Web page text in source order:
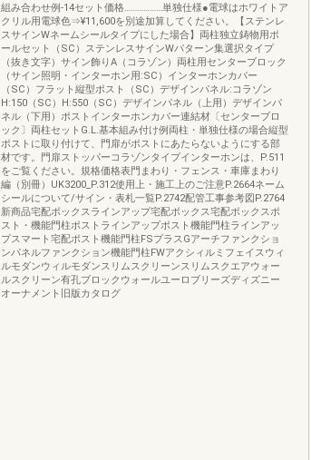
組み合わせ例-14セット価格………………単独仕様●電球はホワイトア
クリル用電球色⇒¥11,600を別途加算してください。【ステンレ
スサインWネームシールタイプにした場合】両柱独立鋳物用ポ
ールセット（SC）ステンレスサインWパターン集選択タイプ
（抜き文字）サイン飾りA（コラゾン）両柱用センターブロック
（サイン照明・インターホン用:SC）インターホンカバー
（SC）フラット縦型ポスト（SC）デザインパネル:コラゾン
H:150（SC）H:550（SC）デザインパネル（上用）デザインパ
ネル（下用）ポストインターホンカバー連結材〔センターブロ
ック〕両柱セットG.L.基本組み付け例両柱・単独仕様の場合縦型
ポストに取り付けて、門扉がポストにあたらないようにする部
材です。門扉ストッパーコラゾンタイプインターホンは、P.511
をご覧ください。規格価格表門まわり・フェンス・車庫まわり
編（別冊）UK3200_P.312使用上・施工上のご注意P.2664ネーム
シールについて/サイン・表札一覧P.2742配管工事参考図P.2764
新商品宅配ボックスラインアップ宅配ボックス宅配ボックスポ
スト・機能門柱ポストラインアップポスト機能門柱ラインアッ
プスマート宅配ポスト機能門柱FSプラスGアーチファンクショ
ンパネルファンクション機能門柱FWアクシィルミフェイスウィ
ルモダンウィルモダンスリムスクリーンスリムスクエアウォー
ルスクリーン有孔ブロックウォールユーロブリーズディズニー
オーナメント旧版カタログ